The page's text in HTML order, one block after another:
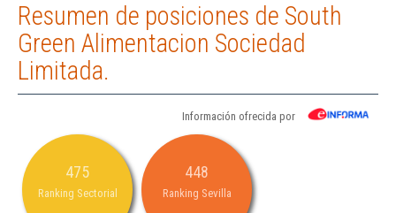
Resumen de posiciones de South
Green Alimentacion Sociedad
Limitada.
Información ofrecida por
475
Ranking Sectorial
448
Ranking Sevilla